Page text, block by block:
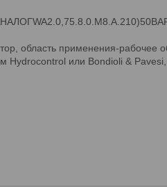
область применения-рабочее
или Bondioli &